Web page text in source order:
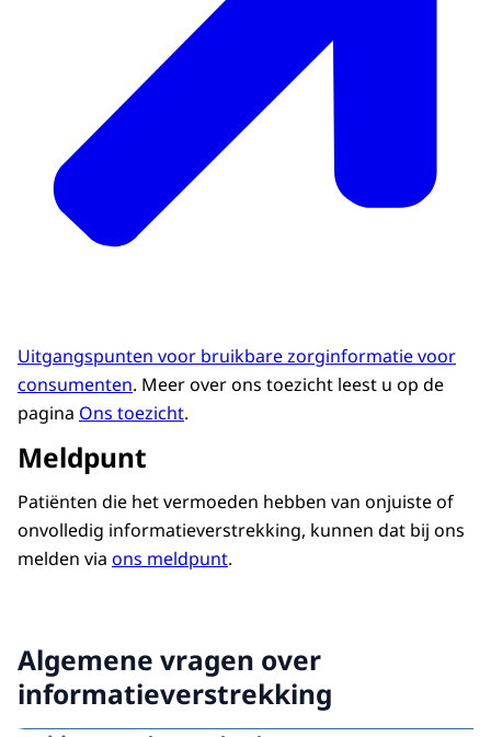
Uitgangspunten voor bruikbare zorginformatie voor
consumenten. Meer over ons toezicht leest u op de
pagina Ons toezicht.
Meldpunt
Patiënten die het vermoeden hebben van onjuiste of
onvolledig informatieverstrekking, kunnen dat bij ons
melden via ons meldpunt.
Algemene vragen over
informatieverstrekking